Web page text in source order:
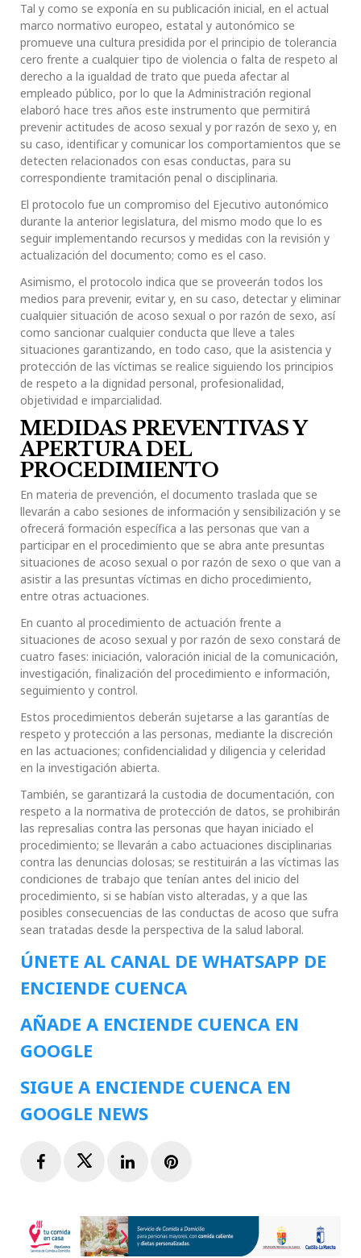
Tal y como se exponía en su publicación inicial, en el actual
marco normativo europeo, estatal y autonómico se
promueve una cultura presidida por el principio de tolerancia
cero frente a cualquier tipo de violencia o falta de respeto al
derecho a la igualdad de trato que pueda afectar al
empleado público, por lo que la Administración regional
elaboró hace tres años este instrumento que permitirá
prevenir actitudes de acoso sexual y por razón de sexo y, en
su caso, identificar y comunicar los comportamientos que se
detecten relacionados con esas conductas, para su
correspondiente tramitación penal o disciplinaria.
El protocolo fue un compromiso del Ejecutivo autonómico
durante la anterior legislatura, del mismo modo que lo es
seguir implementando recursos y medidas con la revisión y
actualización del documento; como es el caso.
Asimismo, el protocolo indica que se proveerán todos los
medios para prevenir, evitar y, en su caso, detectar y eliminar
cualquier situación de acoso sexual o por razón de sexo, así
como sancionar cualquier conducta que lleve a tales
situaciones garantizando, en todo caso, que la asistencia y
protección de las víctimas se realice siguiendo los principios
de respeto a la dignidad personal, profesionalidad,
objetividad e imparcialidad.
MEDIDAS PREVENTIVAS Y
APERTURA DEL
PROCEDIMIENTO
En materia de prevención, el documento traslada que se
llevarán a cabo sesiones de información y sensibilización y se
ofrecerá formación específica a las personas que van a
participar en el procedimiento que se abra ante presuntas
situaciones de acoso sexual o por razón de sexo o que van a
asistir a las presuntas víctimas en dicho procedimiento,
entre otras actuaciones.
En cuanto al procedimiento de actuación frente a
situaciones de acoso sexual y por razón de sexo constará de
cuatro fases: iniciación, valoración inicial de la comunicación,
investigación, finalización del procedimiento e información,
seguimiento y control.
Estos procedimientos deberán sujetarse a las garantías de
respeto y protección a las personas, mediante la discreción
en las actuaciones; confidencialidad y diligencia y celeridad
en la investigación abierta.
También, se garantizará la custodia de documentación, con
respeto a la normativa de protección de datos, se prohibirán
las represalias contra las personas que hayan iniciado el
procedimiento; se llevarán a cabo actuaciones disciplinarias
contra las denuncias dolosas; se restituirán a las víctimas las
condiciones de trabajo que tenían antes del inicio del
procedimiento, si se habían visto alteradas, y a que las
posibles consecuencias de las conductas de acoso que sufra
sean tratadas desde la perspectiva de la salud laboral.
ÚNETE AL CANAL DE WHATSAPP DE
ENCIENDE CUENCA
AÑADE A ENCIENDE CUENCA EN
GOOGLE
SIGUE A ENCIENDE CUENCA EN
GOOGLE NEWS
FacebookTwitterLinkedInPinterest